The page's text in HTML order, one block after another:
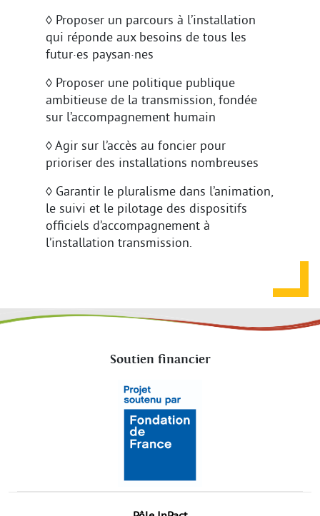
◊ Proposer un parcours à l’installation
qui réponde aux besoins de tous les
futur·es paysan·nes
◊ Proposer une politique publique
ambitieuse de la transmission, fondée
sur l’accompagnement humain
◊ Agir sur l’accès au foncier pour
prioriser des installations nombreuses
◊ Garantir le pluralisme dans l’animation,
le suivi et le pilotage des dispositifs
officiels d’accompagnement à
l’installation transmission.
Soutien financier